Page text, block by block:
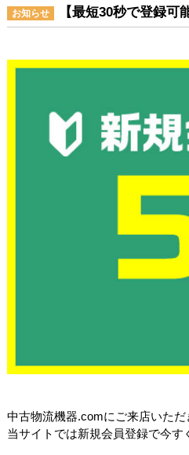
カード差し
カード差し
嵌合製品:
オリコン
オリコン
オリコン
水抜き孔
おすすめ商
ープ
お知らせ 【最短30秒で登録
中古物流機器.comにご来店いただ
当サイトでは新規会員登録で今す